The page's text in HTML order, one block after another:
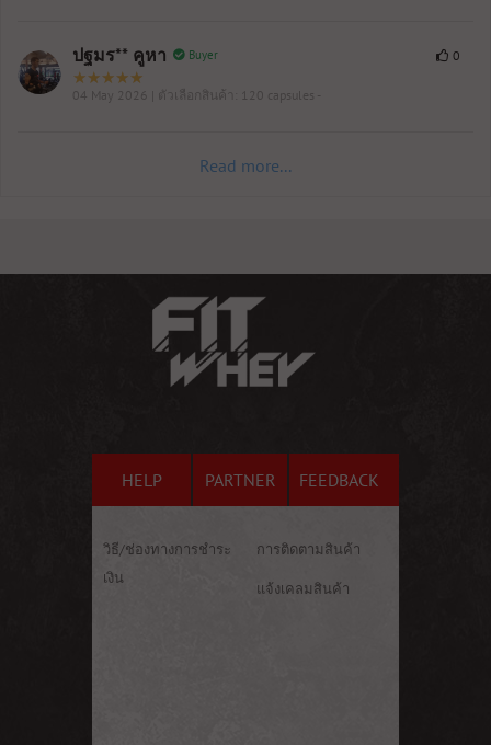
ปฐมร** คูหา Buyer
04 May 2026 | ตัวเลือกสินค้า: 120 capsules -
0
Read more...
HELP PARTNER FEEDBACK
วิธี/ช่องทางการชำระ
เงิน
การติดตามสินค้า
แจ้งเคลมสินค้า